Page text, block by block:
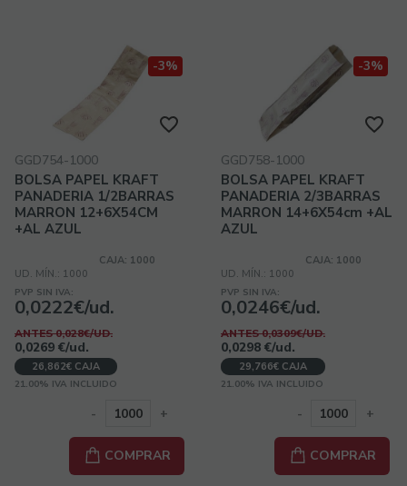
-3%
GGD754-1000
BOLSA PAPEL KRAFT
PANADERIA 1/2BARRAS
MARRON 12+6X54CM
+AL AZUL
CAJA: 1000
UD. MÍN.: 1000
PVP SIN IVA:
0,0222€/ud.
ANTES 0,028€/UD.
0,0269 €/ud.
26,862€ CAJA
21.00% IVA INCLUIDO
- +
COMPRAR
-3%
GGD758-1000
BOLSA PAPEL KRAFT
PANADERIA 2/3BARRAS
MARRON 14+6X54cm +AL
AZUL
CAJA: 1000
UD. MÍN.: 1000
PVP SIN IVA:
0,0246€/ud.
ANTES 0,0309€/UD.
0,0298 €/ud.
29,766€ CAJA
21.00% IVA INCLUIDO
- +
COMPRAR